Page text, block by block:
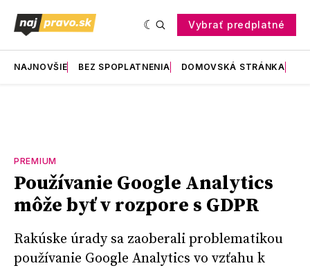
Vybrať predplatné
NAJNOVŠIE BEZ SPOPLATNENIA DOMOVSKÁ STRÁNKA
PREMIUM
Používanie Google Analytics
môže byť v rozpore s GDPR
Rakúske úrady sa zaoberali problematikou
používanie Google Analytics vo vzťahu k